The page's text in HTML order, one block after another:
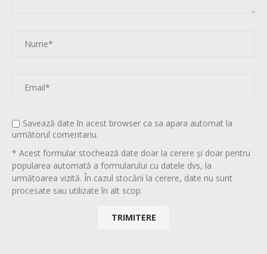
Savează date în acest browser ca sa apara automat la
următorul comentariu.
* Acest formular stochează date doar la cerere și doar pentru
popularea automată a formularului cu datele dvs, la
următoarea vizită. În cazul stocării la cerere, date nu sunt
procesate sau utilizate în alt scop.